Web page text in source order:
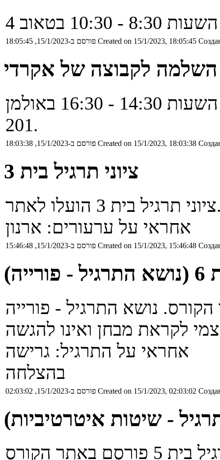
פורסם ב-15/1/2023, 18:05:45 Created on 15/1/2023, 18:05:45
השלמה לקבוצה של אקרדי
התרגול יתקיים ביום ג' 17/1 בין השעות 14:30 - 16:30 באולמן
201.
פורסם ב-15/1/2023, 18:03:38 Created on 15/1/2023, 18:03:38
ציוני תרגיל בית 3
לאתר.
אחראי על ערעורים: ארנון
פורסם ב-15/1/2023, 15:46:48 Created on 15/1/2023, 15:46:48
אחראי על התרגיל: גרישה
בהצלחה
פורסם ב-15/1/2023, 02:03:02 Created on 15/1/2023, 02:03:02